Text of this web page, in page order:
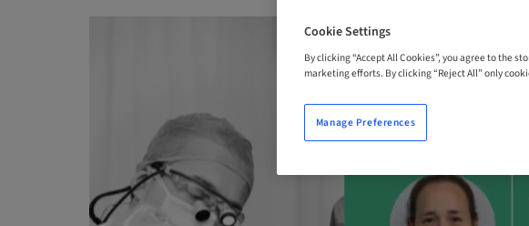
Cookie Settings
By clicking “Accept All Cookies”, you agree to the
marketing efforts. By clicking “Reject All” only
Manage Preferences